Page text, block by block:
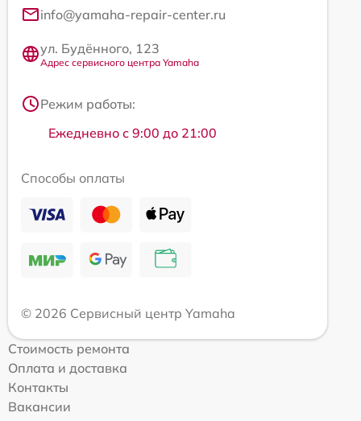
info@yamaha-repair-center.ru
ул. Будённого, 123
Адрес сервисного центра Yamaha
Режим работы:
Ежедневно с 9:00 до 21:00
Способы оплаты
© 2026 Сервисный центр Yamaha
Стоимость ремонта
Оплата и доставка
Контакты
Вакансии